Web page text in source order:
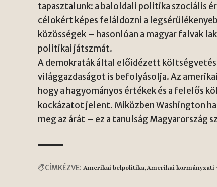
tapasztalunk: a baloldali politika szociális
célokért képes feláldozni a
közösségek – hasonlóan a magyar falvak
politikai játszmát.
A demokraták által előidézett költségvetési
világgazdaságot is befolyásolja. Az
hogy a hagyományos értékek és a felelős
kockázatot jelent. Miközben Washington
meg az árát – ez a tanulság Magyarország
CÍMKÉZVE: Amerikai belpolitika Amerikai kormányzati